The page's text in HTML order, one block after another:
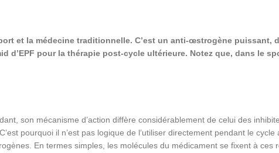
et la médecine traditionnelle. C’est un anti-œstrogène puissant,
d’EPF pour la thérapie post-cycle ultérieure. Notez que, dans le
son mécanisme d’action diffère considérablement de celui des
pourquoi il n’est pas logique de l’utiliser directement pendant le
En termes simples, les molécules du médicament se fixent à ces